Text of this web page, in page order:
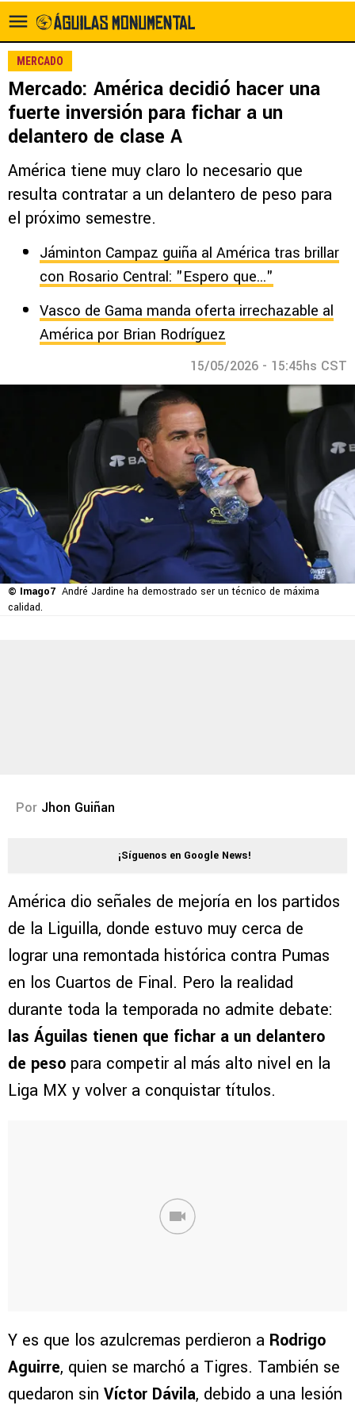
MERCADO
Mercado: América decidió hacer una
fuerte inversión para fichar a un
delantero de clase A
América tiene muy claro lo necesario que
resulta contratar a un delantero de peso para
el próximo semestre.
Jáminton Campaz guiña al América tras brillar
con Rosario Central: "Espero que..."
Vasco de Gama manda oferta irrechazable al
América por Brian Rodríguez
15/05/2026 - 15:45hs CST
© Imago7 André Jardine ha demostrado ser un técnico de máxima
calidad.
Por Jhon Guiñan
¡Síguenos en Google News!
América dio señales de mejoría en los partidos
de la Liguilla, donde estuvo muy cerca de
lograr una remontada histórica contra Pumas
en los Cuartos de Final. Pero la realidad
durante toda la temporada no admite debate:
las Águilas tienen que fichar a un delantero
de peso para competir al más alto nivel en la
Liga MX y volver a conquistar títulos.
Y es que los azulcremas perdieron a Rodrigo
Aguirre, quien se marchó a Tigres. También se
quedaron sin Víctor Dávila, debido a una lesión